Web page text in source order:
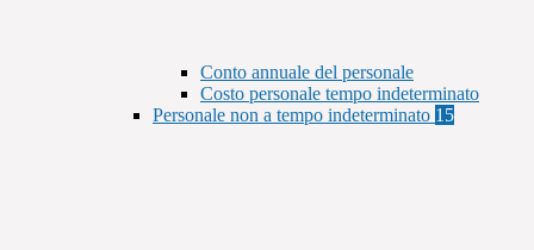
Conto annuale del personale
Costo personale tempo indeterminato
Personale non a tempo indeterminato 15